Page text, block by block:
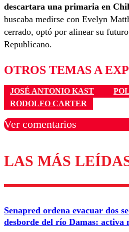
descartara una primaria en
buscaba medirse con Evelyn
cerrado, optó por alinear su
Republicano.
OTROS TEMAS A
JOSÉ ANTONIO KAST
RODOLFO CARTER
Ver comentarios
Los comentarios son
diálogo
Correo
LAS MÁS
Senapred ordena evacuar dos
desborde del río Damas: activa